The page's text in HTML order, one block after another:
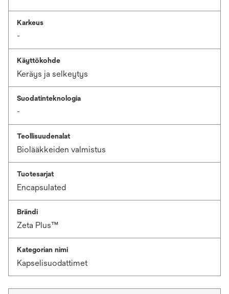
Karkeus
-
Käyttökohde
Keräys ja selkeytys
Suodatinteknologia
-
Teollisuudenalat
Biolääkkeiden valmistus
Tuotesarjat
Encapsulated
Brändi
Zeta Plus™
Kategorian nimi
Kapselisuodattimet